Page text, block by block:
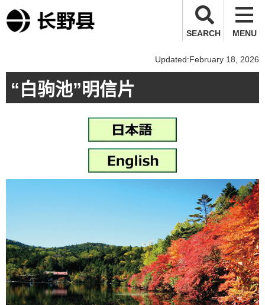
长野县
SEARCH
MENU
Updated:February 18, 2026
“白驹池”明信片